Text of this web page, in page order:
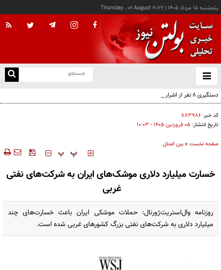
پنجشنبه ۱۵ مرداد ۱۴۰۵ |
Thursday , 06 August 2026
باز
و
دستگیری ۸ نفر از اشرار مسلح شاخص و مرتبطین گروهک‌های تروریستی
کد خبر: ۸۸۳۹۸۶
تاریخ انتشار: ۰۵ فروردين ۱۴۰۵ - ۱۰:۰۳
صفحه نخست »بین الملل
‍‍‍ پ پ
خسارت میلیارد دلاری موشک‌های ایران به شرکت‌های نفتی
غربی
روزنامه وال‌استریت‌ژورنال: حملات موشکی ایران باعث خسارت‌های چند
میلیارد دلاری به شرکت‌های نفتی بزرگ کشورهای غربی شده است.